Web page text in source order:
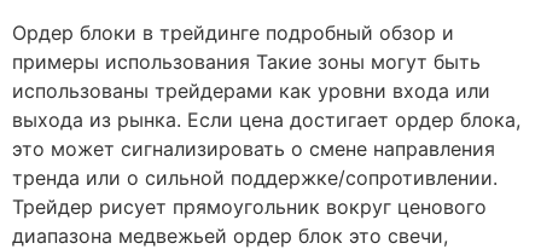
Ордер блоки в трейдинге подробный обзор и
примеры использования Такие зоны могут быть
использованы трейдерами как уровни входа или
выхода из рынка. Если цена достигает ордер блока,
это может сигнализировать о смене направления
тренда или о сильной поддержке/сопротивлении.
Трейдер рисует прямоугольник вокруг ценового
диапазона медвежьей ордер блок это свечи,